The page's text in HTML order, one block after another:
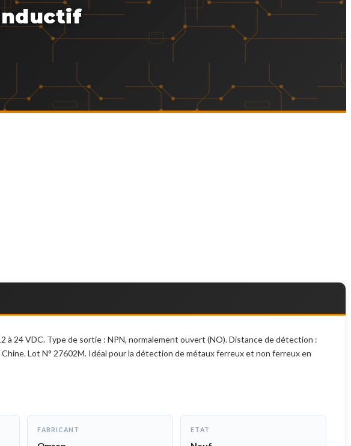
24 VDC. Type de sortie : NPN, normalement ouvert (NO). Distance de détection :
Lot N° 27602M. Idéal pour la détection de métaux ferreux et non ferreux en
FABRICANT ETAT